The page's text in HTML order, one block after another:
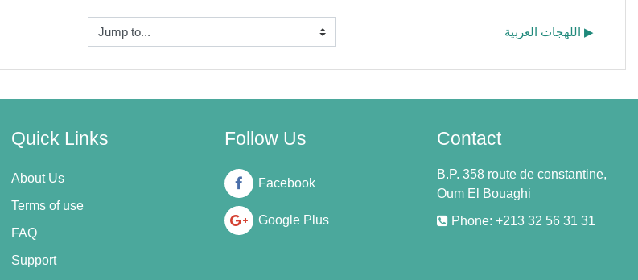
Jump to... اللهجات العربية ▶︎
Quick Links
About Us
Terms of use
FAQ
Support
Follow Us
Facebook
Google Plus
Contact
B.P. 358 route de constantine,
Oum El Bouaghi
Phone: +213 32 56 31 31